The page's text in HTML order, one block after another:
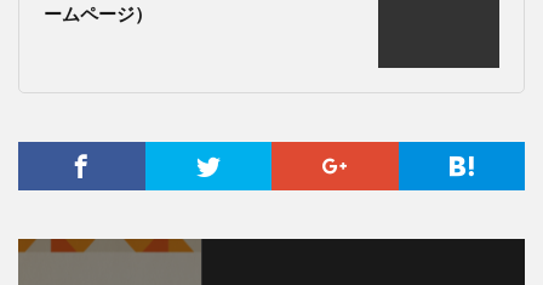
ームページ）